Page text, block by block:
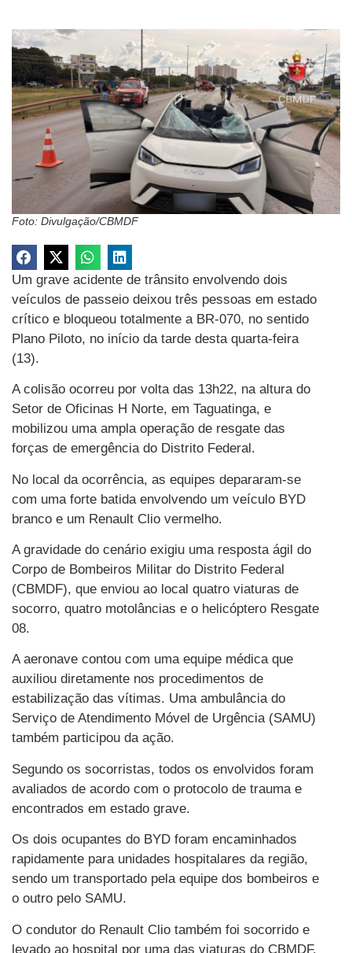
Foto: Divulgação/CBMDF
Um grave acidente de trânsito envolvendo dois
veículos de passeio deixou três pessoas em estado
crítico e bloqueou totalmente a BR-070, no sentido
Plano Piloto, no início da tarde desta quarta-feira
(13).
A colisão ocorreu por volta das 13h22, na altura do
Setor de Oficinas H Norte, em Taguatinga, e
mobilizou uma ampla operação de resgate das
forças de emergência do Distrito Federal.
No local da ocorrência, as equipes depararam-se
com uma forte batida envolvendo um veículo BYD
branco e um Renault Clio vermelho.
A gravidade do cenário exigiu uma resposta ágil do
Corpo de Bombeiros Militar do Distrito Federal
(CBMDF), que enviou ao local quatro viaturas de
socorro, quatro motolâncias e o helicóptero Resgate
08.
A aeronave contou com uma equipe médica que
auxiliou diretamente nos procedimentos de
estabilização das vítimas. Uma ambulância do
Serviço de Atendimento Móvel de Urgência (SAMU)
também participou da ação.
Segundo os socorristas, todos os envolvidos foram
avaliados de acordo com o protocolo de trauma e
encontrados em estado grave.
Os dois ocupantes do BYD foram encaminhados
rapidamente para unidades hospitalares da região,
sendo um transportado pela equipe dos bombeiros e
o outro pelo SAMU.
O condutor do Renault Clio também foi socorrido e
levado ao hospital por uma das viaturas do CBMDF.